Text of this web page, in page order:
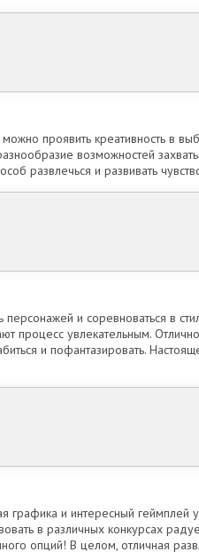
проявить креативность в
возможностей
развлечься и развивать
персонажей и соревноваться в
процесс увлекательным.
и пофантазировать.
графика и интересный
в различных конкурсах
опций! В целом, отличная